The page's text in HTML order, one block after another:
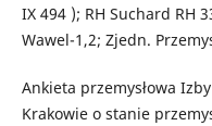
IX 494 ); RH Suchard RH
Wawel-1,2; Zjedn.
Ankieta przemysłowa
Krakowie o stanie